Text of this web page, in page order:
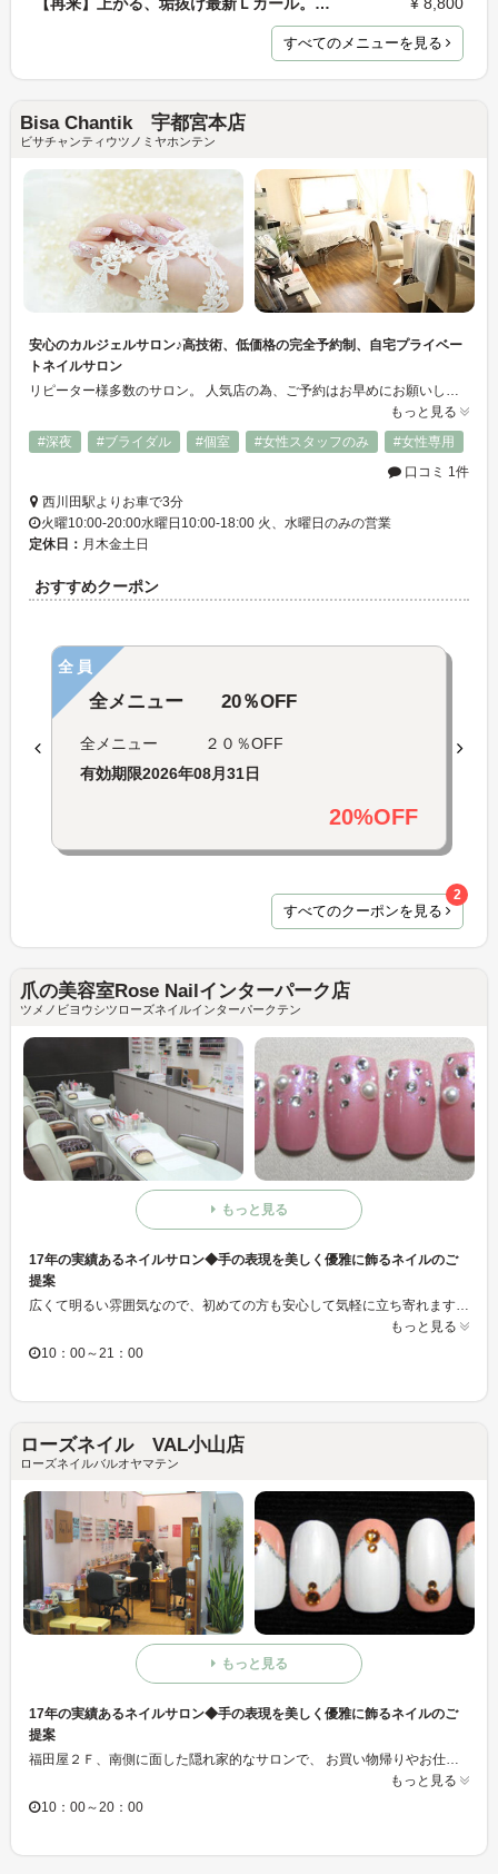
すべてのメニューを見る
Bisa Chantik 宇都宮本店
ビサチャンティウツノミヤホンテン
安心のカルジェルサロン♪高技術、低価格の完全予約制、自宅プライベー
トネイルサロン
リピーター様多数のサロン。 人気店の為、ご予約はお早めにお願いします☆
もっと見る
#深夜
#ブライダル #個室 #女性スタッフのみ
#女性専用
口コミ 1件
西川田駅よりお車で3分
火曜10:00-20:00水曜日10:00-18:00 火、水曜日のみの営業
定休日： 月木金土日
おすすめクーポン
全員
全メニュー 20％OFF
全メニュー ２０％OFF
有効期限2026年08月31日
20%OFF
すべてのクーポンを見る
2
爪の美容室Rose Nailインターパーク店
ツメノビヨウシツローズネイルインターパークテン
もっと見る
17年の実績あるネイルサロン◆手の表現を美しく優雅に飾るネイルのご
提案
広くて明るい雰囲気なので、初めての方も安心して気軽に立ち寄れます。 百貨店内なのでお買物もついでに出来るとお客さまに大好評！是非遊びに来てくださいね！
もっと見る
10：00～21：00
ローズネイル VAL小山店
ローズネイルバルオヤマテン
もっと見る
17年の実績あるネイルサロン◆手の表現を美しく優雅に飾るネイルのご
提案
福田屋２Ｆ、南側に面した隠れ家的なサロンで、 お買い物帰りやお仕事帰りにも気軽に立ち寄れます。 フットスペースはロケーションを楽しむことができ、 ゆったりとした時間をお過ごしいただけます。 ネイル・まつ毛パーマ・ハンドスパ・フットスパなどメニューも充実しています。 予約なしでもＯＫ！技術の確かなスタッフが皆様をお待ちしています。
もっと見る
10：00～20：00